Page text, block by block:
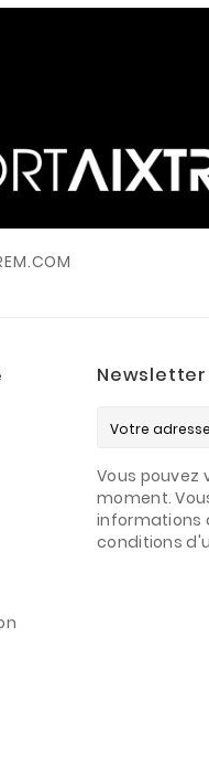
Newsletter
Vous pouvez
moment.
informations
conditions